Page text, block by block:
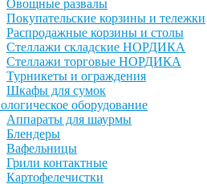
Овощные развалы
Покупательские корзины и тележки
Распродажные корзины и столы
Стеллажи складские НОРДИКА
Стеллажи торговые НОРДИКА
Турникеты и ограждения
Шкафы для сумок
оборудование
Аппараты для шаурмы
Блендеры
Вафельницы
Грили контактные
Картофелечистки